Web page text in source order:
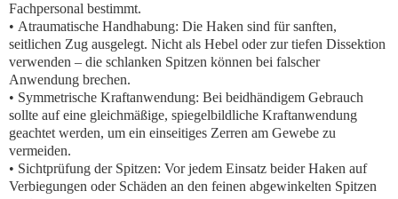
Fachpersonal bestimmt.
• Atraumatische Handhabung: Die Haken sind fürsanften,
seitlichen Zug ausgelegt. Nicht als Hebel oder zur tiefen Dissektion
verwenden – die schlanken Spitzen können bei falscher
Anwendung brechen.
• Symmetrische Kraftanwendung: Bei beidhändigem Gebrauch
sollte auf eine gleichmäßige, spiegelbildliche Kraftanwendung
geachtet werden, um ein einseitiges Zerren am Gewebe zu
vermeiden.
• Sichtprüfung der Spitzen: Vor jedem Einsatz beider Haken auf
Verbiegungen oder Schäden an den feinen abgewinkelten Spitzen